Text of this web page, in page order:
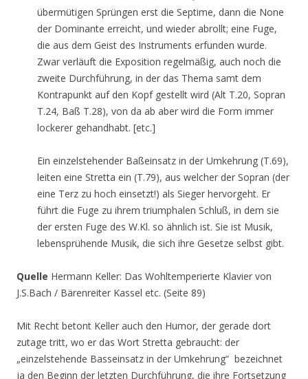
übermütigen Sprüngen erst die Septime, dann die None
der Dominante erreicht, und wieder abrollt; eine Fuge,
die aus dem Geist des Instruments erfunden wurde.
Zwar verläuft die Exposition regelmäßig, auch noch die
zweite Durchführung, in der das Thema samt dem
Kontrapunkt auf den Kopf gestellt wird (Alt T.20, Sopran
T.24, Baß T.28), von da ab aber wird die Form immer
lockerer gehandhabt. [etc.]
Ein einzelstehender Baßeinsatz in der Umkehrung (T.69),
leiten eine Stretta ein (T.79), aus welcher der Sopran (der
eine Terz zu hoch einsetzt!) als Sieger hervorgeht. Er
führt die Fuge zu ihrem triumphalen Schluß, in dem sie
der ersten Fuge des W.Kl. so ähnlich ist. Sie ist Musik,
lebensprühende Musik, die sich ihre Gesetze selbst gibt.
Quelle Hermann Keller: Das Wohltemperierte Klavier von
J.S.Bach / Bärenreiter Kassel etc. (Seite 89)
Mit Recht betont Keller auch den Humor, der gerade dort
zutage tritt, wo er das Wort Stretta gebraucht: der
„einzelstehende Basseinsatz in der Umkehrung“ bezeichnet
ja den Beginn der letzten Durchführung, die ihre Fortsetzung